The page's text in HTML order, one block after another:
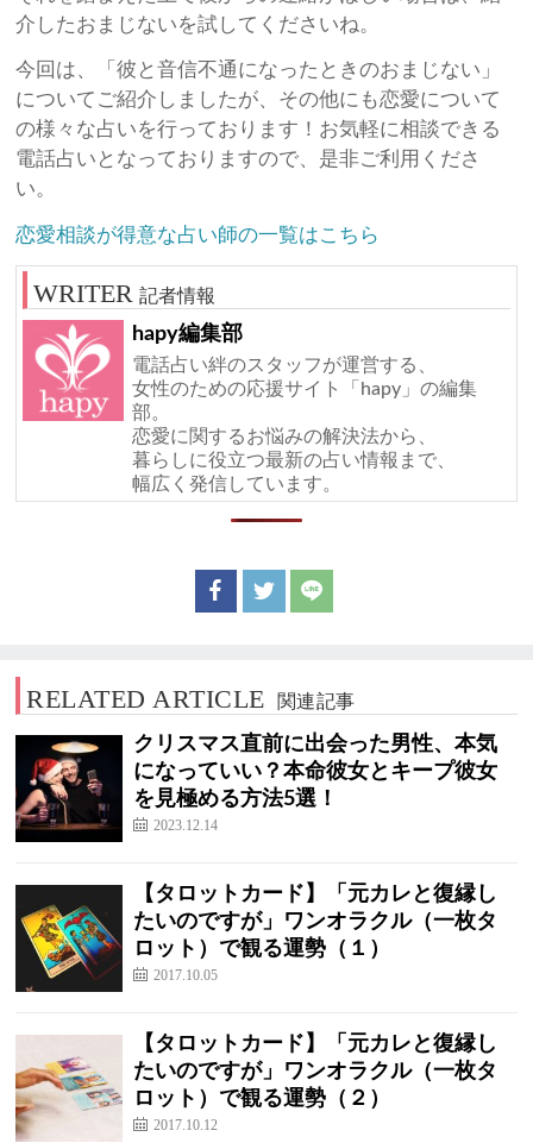
介したおまじないを試してくださいね。
今回は、「彼と音信不通になったときのおまじない」
についてご紹介しましたが、その他にも恋愛について
の様々な占いを行っております！お気軽に相談できる
電話占いとなっておりますので、是非ご利用くださ
い。
恋愛相談が得意な占い師の一覧はこちら
記者情報
hapy編集部
電話占い絆のスタッフが運営する、
女性のための応援サイト「hapy」の編集
部。
恋愛に関するお悩みの解決法から、
暮らしに役立つ最新の占い情報まで、
幅広く発信しています。
RELATED ARTICLE 関連記事
クリスマス直前に出会った男性、本気
になっていい？本命彼女とキープ彼女
を見極める方法5選！
2023.12.14
【タロットカード】「元カレと復縁し
たいのですが」ワンオラクル（一枚タ
ロット）で観る運勢（１）
2017.10.05
【タロットカード】「元カレと復縁し
たいのですが」ワンオラクル（一枚タ
ロット）で観る運勢（２）
2017.10.12